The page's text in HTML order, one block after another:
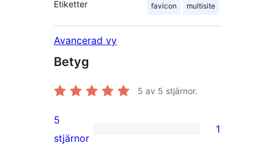
Etiketter favicon multisite
Avancerad vy
Betyg
5 av 5 stjärnor.
1
5
stjärnor
1